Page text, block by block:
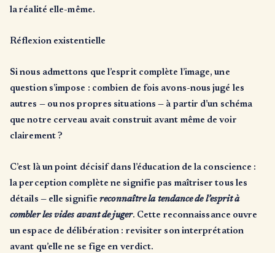
la réalité elle-même.
Réflexion existentielle
Si nous admettons que l’esprit complète l’image, une
question s’impose : combien de fois avons-nous jugé les
autres — ou nos propres situations — à partir d’un schéma
que notre cerveau avait construit avant même de voir
clairement ?
C’est là un point décisif dans l’éducation de la conscience :
la perception complète ne signifie pas maîtriser tous les
détails — elle signifiereconnaître la tendance de l’esprit à
combler les vides avant de juger. Cette reconnaissance ouvre
un espace de délibération : revisiter son interprétation
avant qu’elle ne se fige en verdict.